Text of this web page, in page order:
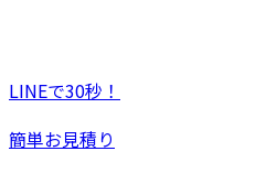
LINEで30秒！
簡単お見積り